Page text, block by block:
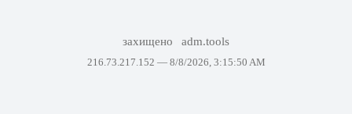
захищено adm.tools
216.73.217.152 — 8/8/2026, 3:15:50 AM